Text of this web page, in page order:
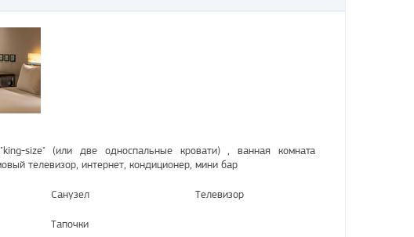
size" (или две односпальные кровати) , ванная комната
телевизор, интернет, кондиционер, мини бар
Санузел Телевизор
Тапочки